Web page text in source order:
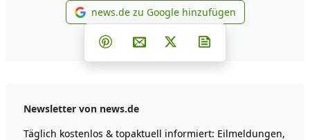
news.de zu Google
news.de zu Google hinzufügen
Teilen auf Facebook
Teilen auf Whatsapp
Teilen auf Telegram
Teilen auf Pinterest
Per E-Mail teilen
Post auf X
Newsletter von news.de
Täglich kostenlos & topaktuell informiert: Eilmeldungen,